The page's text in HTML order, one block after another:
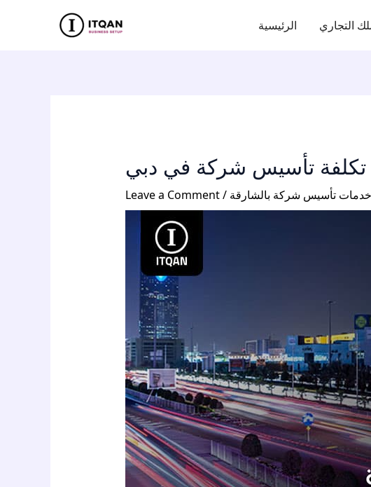
الرئيسية التجاري
تكلفة تأسيس شركة في دبي
Leave a Comment/ خدمات تأسيس شركة بالشارقة
navigation